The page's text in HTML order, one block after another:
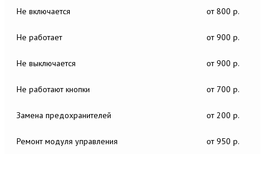
Не включается от 800 р.
Не работает от 900 р.
Не выключается от 900 р.
Не работают кнопки от 700 р.
Замена предохранителей от 200 р.
Ремонт модуля управления от 950 р.